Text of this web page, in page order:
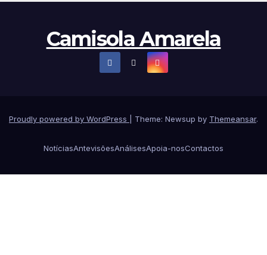
Camisola Amarela
Proudly powered by WordPress Theme: Newsup by Themeansar.
NotíciasAntevisõesAnálisesApoia-nosContactos